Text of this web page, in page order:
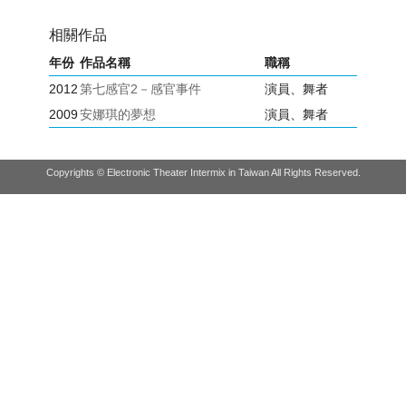
相關作品
年份 作品名稱
職稱
2012第七感官2－感官事件
演員、舞者
2009安娜琪的夢想 演員、舞者
Copyrights © Electronic Theater Intermix in Taiwan All Rights Reserved.